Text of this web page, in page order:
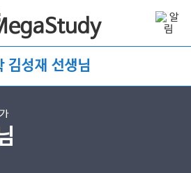
김성재 선생님